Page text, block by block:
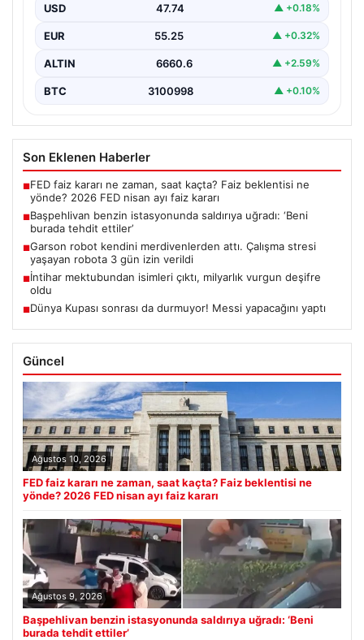
{“title”: “Başpehlivan Serhat Elvan, Benzin İstasyonunda
“…
USD 47.74 ▲ +0.18%
EUR 55.25 ▲ +0.32%
ALTIN 6660.6 ▲ +2.59%
BTC 3100998 ▲ +0.10%
Son Eklenen Haberler
■FED faiz kararı ne zaman, saat kaçta? Faiz beklentisi ne
yönde? 2026 FED nisan ayı faiz kararı
■Başpehlivan benzin istasyonunda saldırıya uğradı: ‘Beni
burada tehdit ettiler’
■Garson robot kendini merdivenlerden attı. Çalışma stresi
yaşayan robota 3 gün izin verildi
■İntihar mektubundan isimleri çıktı, milyarlık vurgun deşifre
oldu
■Dünya Kupası sonrası da durmuyor! Messi yapacağını yaptı
Güncel
Ağustos 10, 2026
FED faiz kararı ne zaman, saat kaçta? Faiz beklentisi ne
yönde? 2026 FED nisan ayı faiz kararı
Ağustos 9, 2026
Başpehlivan benzin istasyonunda saldırıya uğradı: ‘Beni
burada tehdit ettiler’